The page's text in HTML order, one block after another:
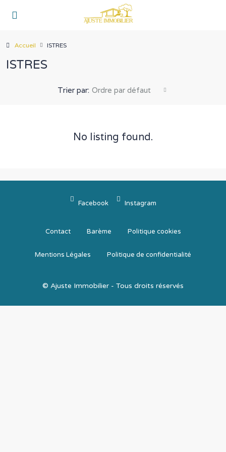
Accueil ISTRES
ISTRES
Trier par: Ordre par défaut
No listing found.
Facebook Instagram
Contact Barème Politique cookies
Mentions Légales Politique de confidentialité
© Ajuste Immobilier - Tous droits réservés